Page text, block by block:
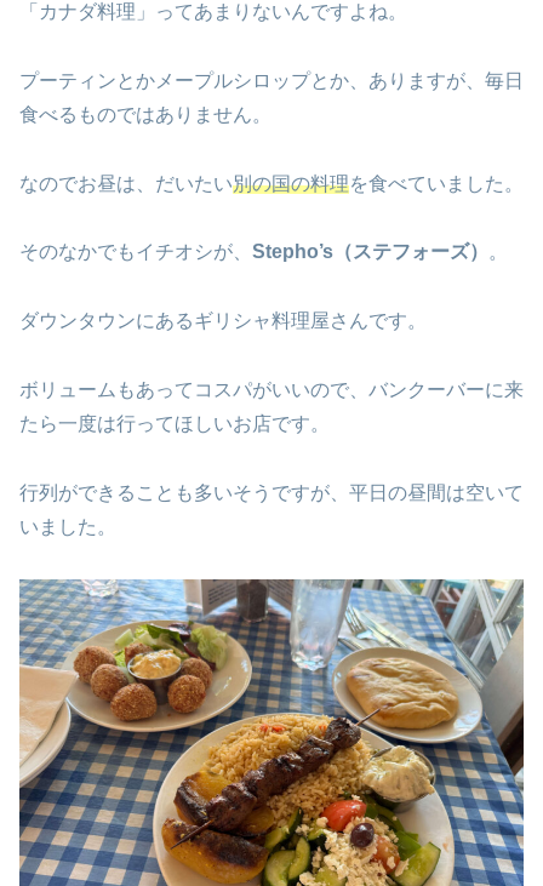
「カナダ料理」ってあまりないんですよね。
プーティンとかメープルシロップとか、ありますが、毎日
食べるものではありません。
なのでお昼は、だいたい別の国の料理を食べていました。
そのなかでもイチオシが、 Stepho’s（ステフォーズ） 。
ダウンタウンにあるギリシャ料理屋さんです。
ボリュームもあってコスパがいいので、バンクーバーに来
たら一度は行ってほしいお店です。
行列ができることも多いそうですが、平日の昼間は空いて
いました。